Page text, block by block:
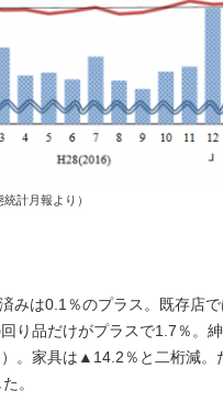
計月報より）
みは0.1％のプラス。既存店で
り品だけがプラスで1.7％。
。家具は▲14.2％と二桁減。
。